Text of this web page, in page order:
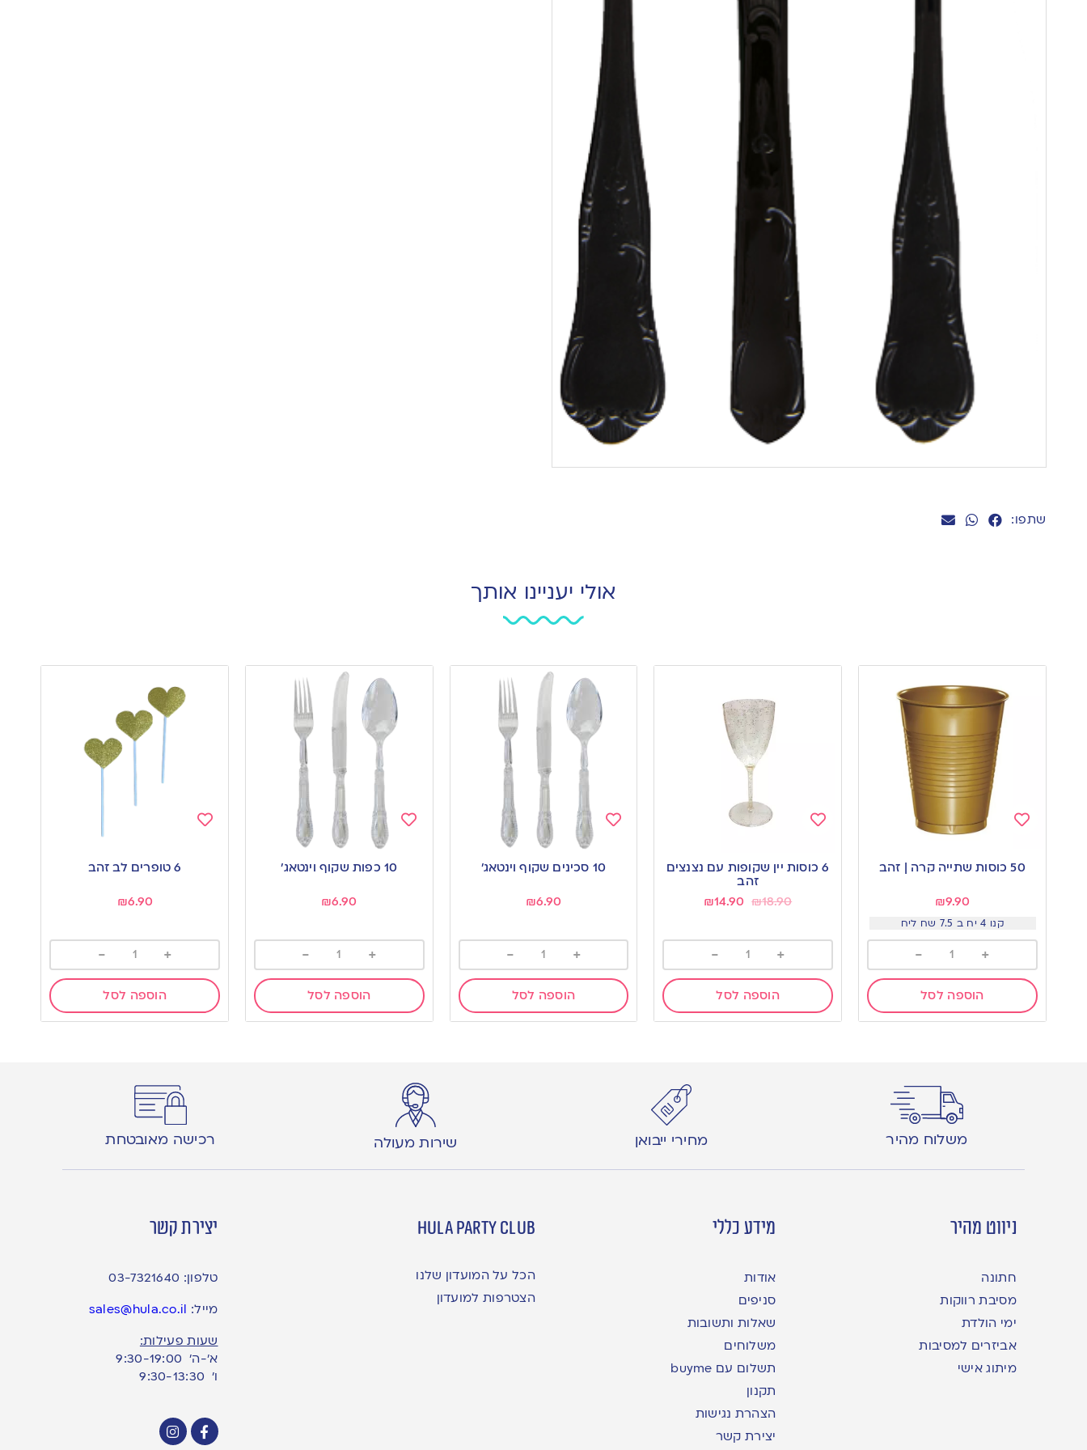
שתפו:
אולי יעניינו אותך
to
wishlist
50 כוסות שתייה קרה | זהב
₪9.90
קנו 4 יח ב 7.5 שח ליח
+
-
הוספה לסל
to
wishlist
6 כוסות יין שקופות עם נצנצים
זהב
₪18.90
₪14.90
+
-
הוספה לסל
wishlist
10 סכינים שקוף וינטאג’
₪6.90
+
-
הוספה לסל
wishlist
10 כפות שקוף וינטאג’
₪6.90
+
-
הוספה לסל
wishlist
6 טופרים לב זהב
₪6.90
+
-
הוספה לסל
משלוח מהיר מחירי ייבואן שירות מעולה רכישה מאובטחת
ניווט מהיר
חתונה
מסיבת רווקות
ימי הולדת
אביזרים למסיבות
מיתוג אישי
מידע כללי
אודות
סניפים
שאלות ותשובות
משלוחים
תשלום עם buyme
תקנון
הצהרת נגישות
יצירת קשר
hula party club
הכל על המועדון שלנו
הצטרפות למועדון
יצירת קשר
טלפון: 03-7321640
מייל: sales@hula.co.il
שעות פעילות:
א’-ה’ 9:30-19:00
ו׳ 9:30-13:30